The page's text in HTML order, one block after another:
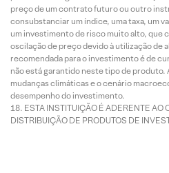
preço de um contrato futuro ou outro
consubstanciar um índice, uma taxa, um
um investimento de risco muito alto, que
oscilação de preço devido à utilização de
recomendada para o investimento é de
não está garantido neste tipo de produto.
mudanças climáticas e o cenário
desempenho do investimento.
ESTA INSTITUIÇÃO É ADERENTE AO
DISTRIBUIÇÃO DE PRODUTOS DE